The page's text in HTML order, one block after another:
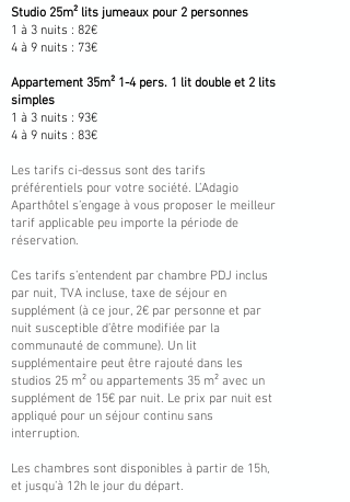
Studio 25m² lits jumeaux pour 2 personnes
1 à 3 nuits : 82€
4 à 9 nuits : 73€
Appartement 35m² 1-4 pers. 1 lit double et 2 lits
simples
1 à 3 nuits : 93€
4 à 9 nuits : 83€
Les tarifs ci-dessus sont des tarifs
préférentiels pour votre société. L’Adagio
Aparthôtel s’engage à vous proposer le meilleur
tarif applicable peu importe la période de
réservation.
Ces tarifs s’entendent par chambre PDJ inclus
par nuit, TVA incluse, taxe de séjour en
supplément (à ce jour, 2€ par personne et par
nuit susceptible d’être modifiée par la
communauté de commune). Un lit
supplémentaire peut être rajouté dans les
studios 25 m² ou appartements 35 m² avec un
supplément de 15€ par nuit. Le prix par nuit est
appliqué pour un séjour continu sans
interruption.
Les chambres sont disponibles à partir de 15h,
et jusqu’à 12h le jour du départ.